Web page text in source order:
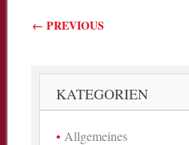
← PREVIOUS
KATEGORIEN
Allgemeines